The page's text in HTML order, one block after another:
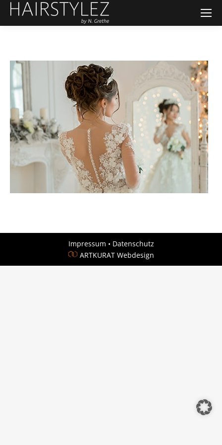
Impressum • Datenschutz
ARTKURAT Webdesign